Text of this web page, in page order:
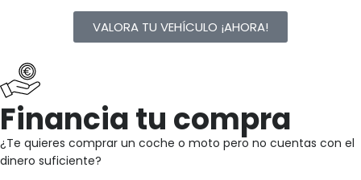
VALORA TU VEHÍCULO ¡AHORA!
Financia tu compra
¿Te quieres comprar un coche o moto pero no cuentas con el
dinero suficiente?